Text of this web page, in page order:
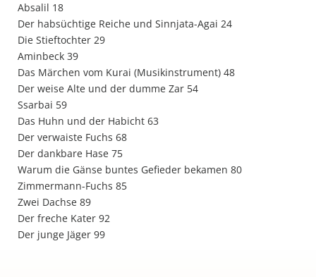
Absalil 18
Der habsüchtige Reiche und Sinnjata-Agai 24
Die Stieftochter 29
Aminbeck 39
Das Märchen vom Kurai (Musikinstrument) 48
Der weise Alte und der dumme Zar 54
Ssarbai 59
Das Huhn und der Habicht 63
Der verwaiste Fuchs 68
Der dankbare Hase 75
Warum die Gänse buntes Gefieder bekamen 80
Zimmermann-Fuchs 85
Zwei Dachse 89
Der freche Kater 92
Der junge Jäger 99